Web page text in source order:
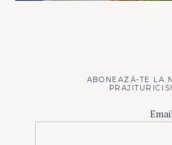
ABONEAZĂ-TE LA